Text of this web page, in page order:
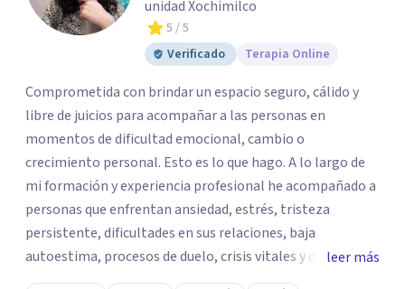
unidad Xochimilco
5 / 5
Verificado
Terapia Online
Comprometida con brindar un espacio seguro, cálido y
libre de juicios para acompañar a las personas en
momentos de dificultad emocional, cambio o
crecimiento personal. Esto es lo que hago. A lo largo de
mi formación y experiencia profesional he acompañado a
personas que enfrentan ansiedad, estrés, tristeza
persistente, dificultades en sus relaciones, baja
autoestima, procesos de duelo, crisis vitales y desafíos
relacionados con la adaptación a nuevas etapas de la vida.
leer más